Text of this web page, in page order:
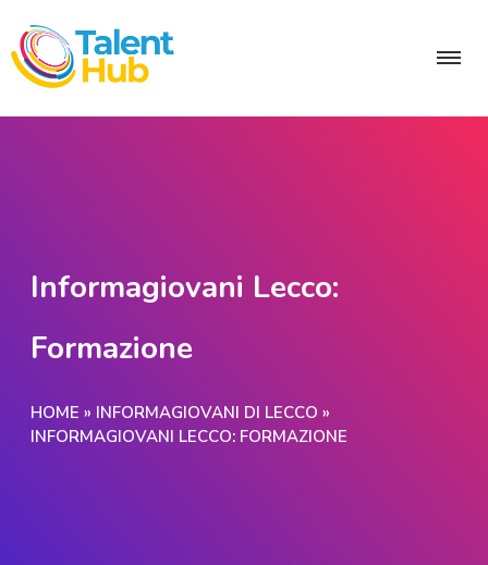
Informagiovani Lecco:
Formazione
HOME » INFORMAGIOVANI DI LECCO »
INFORMAGIOVANI LECCO: FORMAZIONE